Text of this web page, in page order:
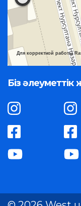
Для корректной работы
Біз әлеуметтік